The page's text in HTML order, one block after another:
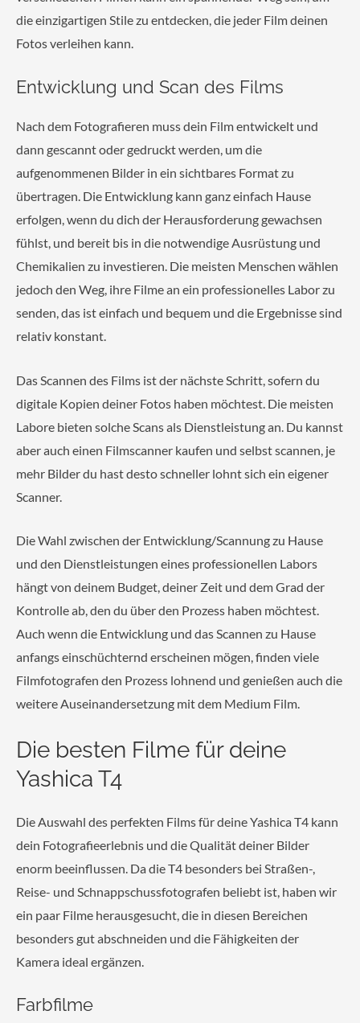
die einzigartigen Stile zu entdecken, die jeder Film deinen
Fotos verleihen kann.
Entwicklung und Scan des Films
Nach dem Fotografieren muss dein Film entwickelt und
dann gescannt oder gedruckt werden, um die
aufgenommenen Bilder in ein sichtbares Format zu
übertragen. Die Entwicklung kann ganz einfach Hause
erfolgen, wenn du dich der Herausforderung gewachsen
fühlst, und bereit bis in die notwendige Ausrüstung und
Chemikalien zu investieren. Die meisten Menschen wählen
jedoch den Weg, ihre Filme an ein professionelles Labor zu
senden, das ist einfach und bequem und die Ergebnisse sind
relativ konstant.
Das Scannen des Films ist der nächste Schritt, sofern du
digitale Kopien deiner Fotos haben möchtest. Die meisten
Labore bieten solche Scans als Dienstleistung an. Du kannst
aber auch einen Filmscanner kaufen und selbst scannen, je
mehr Bilder du hast desto schneller lohnt sich ein eigener
Scanner.
Die Wahl zwischen der Entwicklung/Scannung zu Hause
und den Dienstleistungen eines professionellen Labors
hängt von deinem Budget, deiner Zeit und dem Grad der
Kontrolle ab, den du über den Prozess haben möchtest.
Auch wenn die Entwicklung und das Scannen zu Hause
anfangs einschüchternd erscheinen mögen, finden viele
Filmfotografen den Prozess lohnend und genießen auch die
weitere Auseinandersetzung mit dem Medium Film.
Die besten Filme für deine
Yashica T4
Die Auswahl des perfekten Films für deine Yashica T4 kann
dein Fotografieerlebnis und die Qualität deiner Bilder
enorm beeinflussen. Da die T4 besonders bei Straßen-,
Reise- und Schnappschussfotografen beliebt ist, haben wir
ein paar Filme herausgesucht, die in diesen Bereichen
besonders gut abschneiden und die Fähigkeiten der
Kamera ideal ergänzen.
Farbfilme